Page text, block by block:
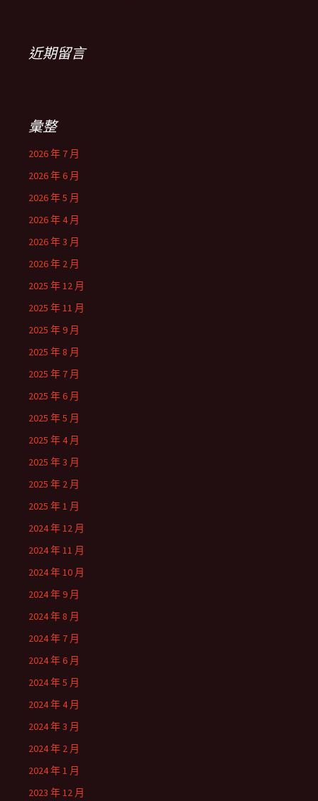
近期留言
彙整
2026 年 7 月
2026 年 6 月
2026 年 5 月
2026 年 4 月
2026 年 3 月
2026 年 2 月
2025 年 12 月
2025 年 11 月
2025 年 9 月
2025 年 8 月
2025 年 7 月
2025 年 6 月
2025 年 5 月
2025 年 4 月
2025 年 3 月
2025 年 2 月
2025 年 1 月
2024 年 12 月
2024 年 11 月
2024 年 10 月
2024 年 9 月
2024 年 8 月
2024 年 7 月
2024 年 6 月
2024 年 5 月
2024 年 4 月
2024 年 3 月
2024 年 2 月
2024 年 1 月
2023 年 12 月